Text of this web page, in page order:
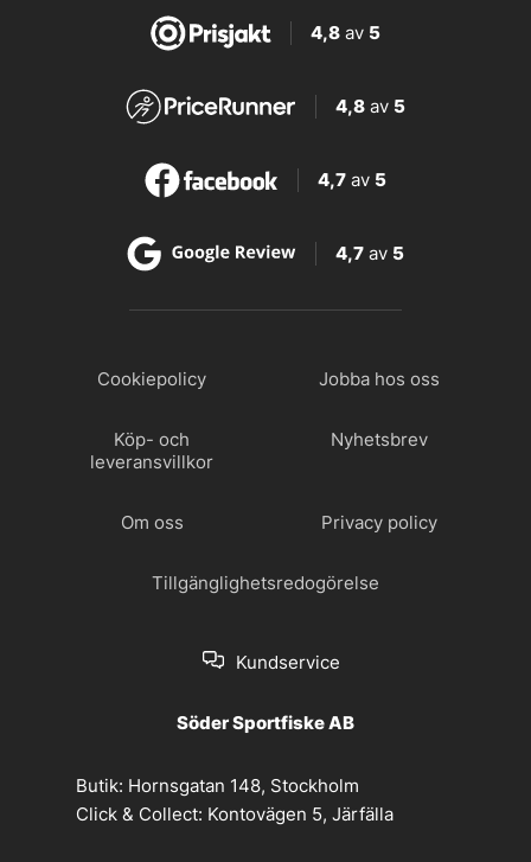
4,8av 5
4,8 av 5
4,7 av 5
4,7 av 5
Cookiepolicy Jobba hos oss
Köp- och
leveransvillkor
Nyhetsbrev
Om oss Privacy policy
Tillgänglighetsredogörelse
Kundservice
Söder Sportfiske AB
Butik: Hornsgatan 148, Stockholm
Click & Collect: Kontovägen 5, Järfälla